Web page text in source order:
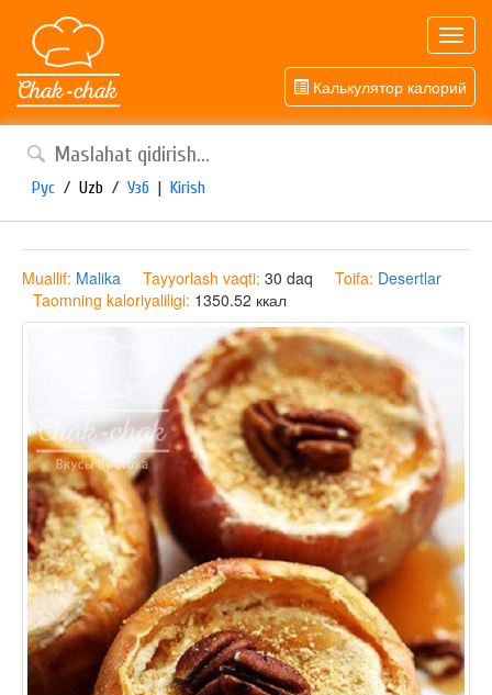
Калькулятор калорий
Рус / Uzb / Узб | Kirish
Muallif: Malika Tayyorlash vaqti: 30 daq Toifa: Desertlar
Taomning kaloriyaliligi: 1350.52 ккал